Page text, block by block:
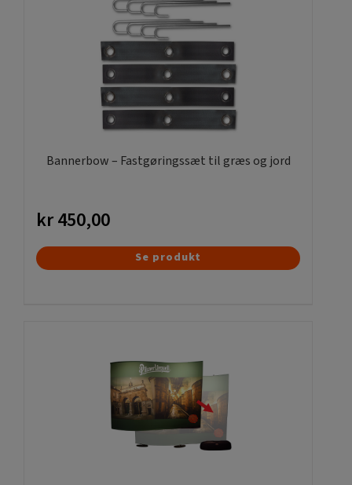
varianter.
Mulighederne
kan
vælges
på
varesiden
Bannerbow – Fastgøringssæt til græs og jord
kr450,00
Se produkt